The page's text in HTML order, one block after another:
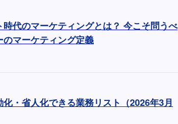
代のマーケティングとは？ 今こそ問うべ
のマーケティング定義
・省人化できる業務リスト（2026年3月